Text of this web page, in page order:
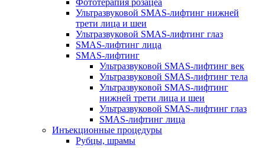
Ультразвуковой SMAS-лифтинг нижней
трети лица и шеи
Ультразвуковой SMAS-лифтинг глаз
SMAS-лифтинг лица
SMAS-лифтинг
Ультразвуковой SMAS-лифтинг век
Ультразвуковой SMAS-лифтинг тела
Ультразвуковой SMAS-лифтинг
нижней трети лица и шеи
Ультразвуковой SMAS-лифтинг глаз
SMAS-лифтинг лица
Инъекционные процедуры
Рубцы, шрамы